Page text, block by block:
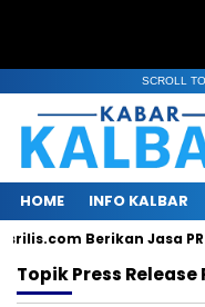
SCROLL
HOME INFO KALBAR
Berikan Jasa PR
TopikPress